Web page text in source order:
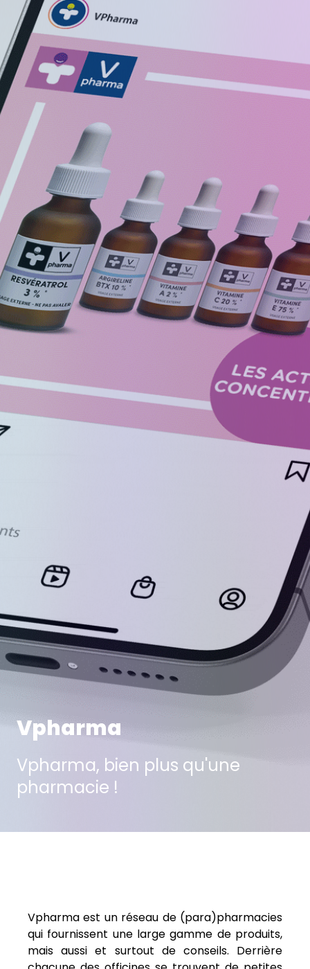
Vpharma
Vpharma, bien plus qu'une
pharmacie !
Vpharma est un réseau de (para)pharmacies
qui fournissent une large gamme de produits,
mais aussi et surtout de conseils. Derrière